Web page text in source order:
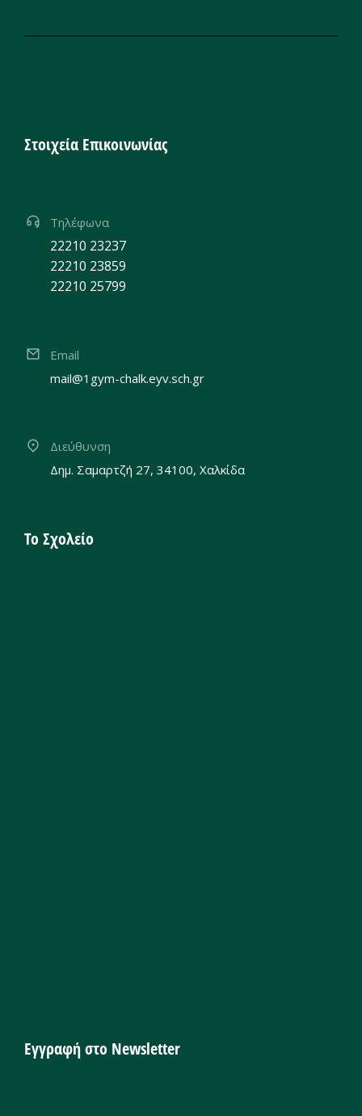
Στοιχεία Επικοινωνίας
Τηλέφωνα
22210 23237
22210 23859
22210 25799
Email
mail@1gym-chalk.eyv.sch.gr
Διεύθυνση
Δημ. Σαμαρτζή 27, 34100, Χαλκίδα
Το Σχολείο
Εγγραφή στο Newsletter